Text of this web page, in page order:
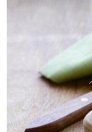
Ślinka
krem
opisany.
Wiola,
Często
ciast.